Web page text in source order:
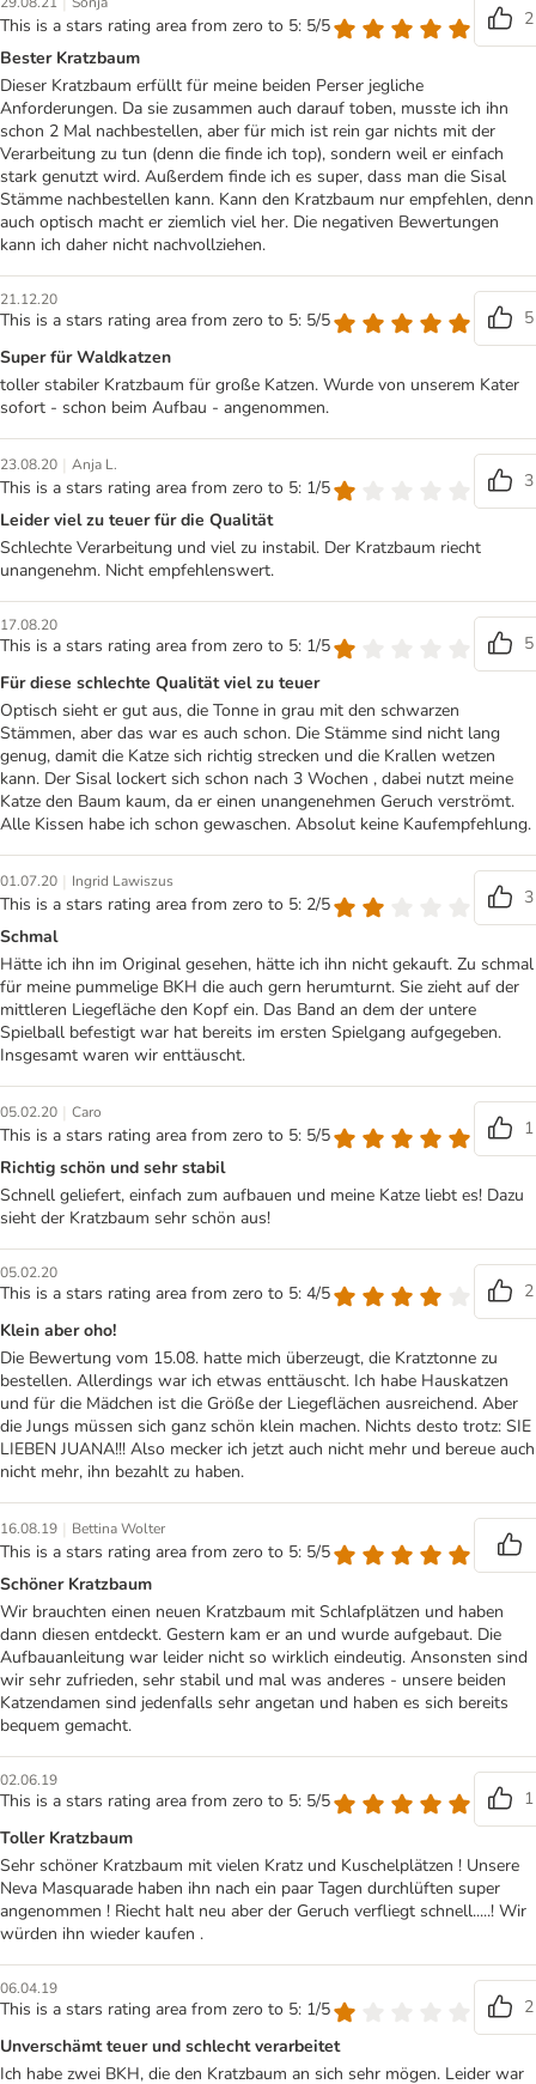
This is a stars rating area from zero to 5: 5/5
2
Bester Kratzbaum
Dieser Kratzbaum erfüllt für meine beiden Perser jegliche
Anforderungen. Da sie zusammen auch darauf toben, musste ich ihn
schon 2 Mal nachbestellen, aber für mich ist rein gar nichts mit der
Verarbeitung zu tun (denn die finde ich top), sondern weil er einfach
stark genutzt wird. Außerdem finde ich es super, dass man die Sisal
Stämme nachbestellen kann. Kann den Kratzbaum nur empfehlen, denn
auch optisch macht er ziemlich viel her. Die negativen Bewertungen
kann ich daher nicht nachvollziehen.
21.12.20
This is a stars rating area from zero to 5: 5/5
5
Super für Waldkatzen
toller stabiler Kratzbaum für große Katzen. Wurde von unserem Kater
sofort - schon beim Aufbau - angenommen.
23.08.20 | Anja L.
This is a stars rating area from zero to 5: 1/5
3
Leider viel zu teuer für die Qualität
Schlechte Verarbeitung und viel zu instabil. Der Kratzbaum riecht
unangenehm. Nicht empfehlenswert.
17.08.20
This is a stars rating area from zero to 5: 1/5
5
Für diese schlechte Qualität viel zu teuer
Optisch sieht er gut aus, die Tonne in grau mit den schwarzen
Stämmen, aber das war es auch schon. Die Stämme sind nicht lang
genug, damit die Katze sich richtig strecken und die Krallen wetzen
kann. Der Sisal lockert sich schon nach 3 Wochen , dabei nutzt meine
Katze den Baum kaum, da er einen unangenehmen Geruch verströmt.
Alle Kissen habe ich schon gewaschen. Absolut keine Kaufempfehlung.
01.07.20 | Ingrid Lawiszus
This is a stars rating area from zero to 5: 2/5
3
Schmal
Hätte ich ihn im Original gesehen, hätte ich ihn nicht gekauft. Zu schmal
für meine pummelige BKH die auch gern herumturnt. Sie zieht auf der
mittleren Liegefläche den Kopf ein. Das Band an dem der untere
Spielball befestigt war hat bereits im ersten Spielgang aufgegeben.
Insgesamt waren wir enttäuscht.
05.02.20 | Caro
This is a stars rating area from zero to 5: 5/5
1
Richtig schön und sehr stabil
Schnell geliefert, einfach zum aufbauen und meine Katze liebt es! Dazu
sieht der Kratzbaum sehr schön aus!
05.02.20
This is a stars rating area from zero to 5: 4/5
2
Klein aber oho!
Die Bewertung vom 15.08. hatte mich überzeugt, die Kratztonne zu
bestellen. Allerdings war ich etwas enttäuscht. Ich habe Hauskatzen
und für die Mädchen ist die Größe der Liegeflächen ausreichend. Aber
die Jungs müssen sich ganz schön klein machen. Nichts desto trotz: SIE
LIEBEN JUANA!!! Also mecker ich jetzt auch nicht mehr und bereue auch
nicht mehr, ihn bezahlt zu haben.
16.08.19 | Bettina Wolter
This is a stars rating area from zero to 5: 5/5
Schöner Kratzbaum
Wir brauchten einen neuen Kratzbaum mit Schlafplätzen und haben
dann diesen entdeckt. Gestern kam er an und wurde aufgebaut. Die
Aufbauanleitung war leider nicht so wirklich eindeutig. Ansonsten sind
wir sehr zufrieden, sehr stabil und mal was anderes - unsere beiden
Katzendamen sind jedenfalls sehr angetan und haben es sich bereits
bequem gemacht.
02.06.19
This is a stars rating area from zero to 5: 5/5
1
Toller Kratzbaum
Sehr schöner Kratzbaum mit vielen Kratz und Kuschelplätzen ! Unsere
Neva Masquarade haben ihn nach ein paar Tagen durchlüften super
angenommen ! Riecht halt neu aber der Geruch verfliegt schnell.....! Wir
würden ihn wieder kaufen .
06.04.19
This is a stars rating area from zero to 5: 1/5
2
Unverschämt teuer und schlecht verarbeitet
Ich habe zwei BKH, die den Kratzbaum an sich sehr mögen. Leider war